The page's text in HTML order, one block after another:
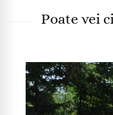
Poate vei